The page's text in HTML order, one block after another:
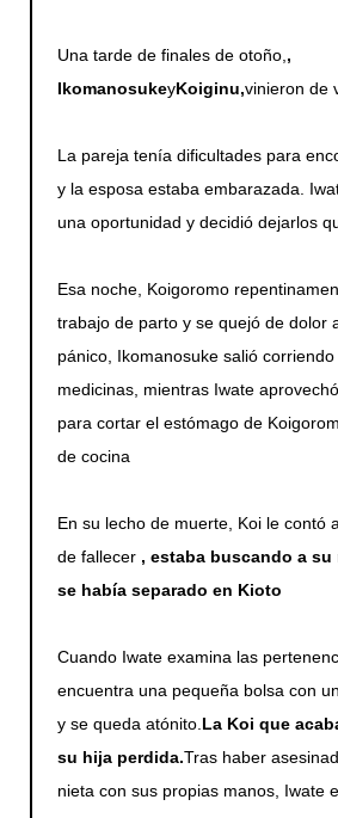
Una tarde de finales de otoño, ,
IkomanosukeyKoiginu,vinieron de
La pareja tenía dificultades para
y la esposa estaba embarazada.
una oportunidad y decidió dejarlos
Esa noche, Koigoromo
trabajo de parto y se quejó de dolor
pánico, Ikomanosuke salió
medicinas, mientras Iwate
para cortar el estómago de
de cocina
En su lecho de muerte, Koi le contó
de fallecer , estaba buscando a su
se había separado en Kioto
Cuando Iwate examina las
encuentra una pequeña bolsa con
y se queda atónito. La Koi que
su hija perdida.Tras haber
nieta con sus propias manos, Iwate